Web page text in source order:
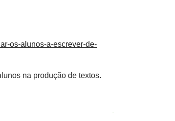
os-alunos-a-escrever-de-
na produção de textos.